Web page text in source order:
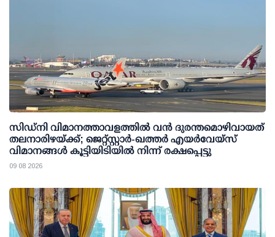
സിഡ്‌നി വിമാനത്താവളത്തിൽ വൻ ദുരന്തമൊഴിവായത്
തലനാരിഴയ്ക്ക്; ജെറ്റ്‌സ്റ്റാർ-ഖത്തർ എയർവേയ്‌സ്
വിമാനങ്ങൾ കൂട്ടിയിടിയിൽ നിന്ന് രക്ഷപ്പെട്ടു
09 08 2026